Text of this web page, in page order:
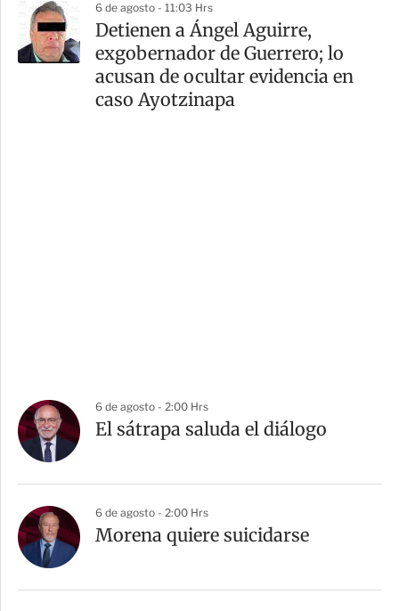
6 de agosto - 11:03 Hrs
Detienen a Ángel Aguirre,
exgobernador de Guerrero; lo
acusan de ocultar evidencia en
caso Ayotzinapa
6 de agosto - 2:00 Hrs
El sátrapa saluda el diálogo
6 de agosto - 2:00 Hrs
Morena quiere suicidarse